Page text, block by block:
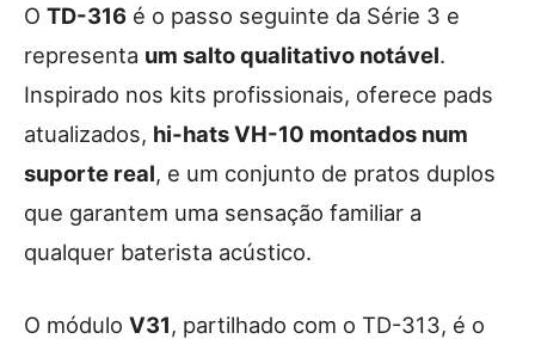
O TD-316 é o passo seguinte da Série 3 e
representa um salto qualitativo notável.
Inspirado nos kits profissionais, oferece pads
atualizados, hi-hats VH-10 montados num
suporte real, e um conjunto de pratos duplos
que garantem uma sensação familiar a
qualquer baterista acústico.
O módulo V31, partilhado com o TD-313, é o